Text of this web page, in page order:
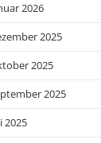
2026
2025
2025
2025
2025